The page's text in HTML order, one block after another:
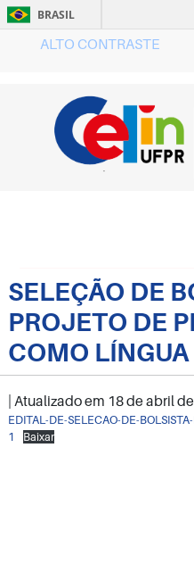
BRASIL
ALTO CONTRASTE
SELEÇÃO DE
PROJETO DE
COMO
| Atualizado em 18 de abril
EDITAL-DE-SELECAO-DE-
1
Baixar